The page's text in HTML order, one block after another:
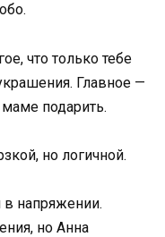
что только тебе
Главное —
подарить.
но логичной.
напряжении.
но Анна